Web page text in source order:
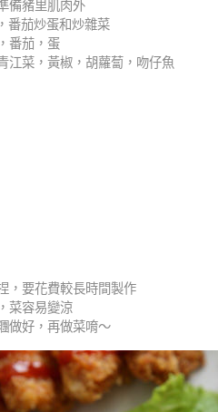
備豬里肌肉外
番茄炒蛋和炒雜菜
番茄，蛋
江菜，黃椒，胡蘿蔔，吻仔魚
，要花費較長時間製作
菜容易變涼
做好，再做菜唷～